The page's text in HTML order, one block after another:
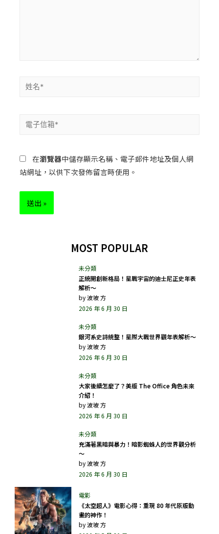
在瀏覽器中儲存顯示名稱、電子郵件地址及個人網
站網址，以供下次發佈留言時使用。
MOST POPULAR
正統開創新格局！星戰宇宙的迪士尼正史年表
解析～
by波坡 方
2026 年 6 月 30 日
銀河系史詩統整！星際大戰世界觀年表解析～
by波坡 方
2026 年 6 月 30 日
大家後續怎麼了？美版 The Office 角色未來
介紹！
by波坡 方
2026 年 6 月 30 日
充滿著黑暗與暴力！暗影蜘蛛人的世界觀分析
～
by波坡 方
2026 年 6 月 30 日
《太空超人》電影心得：重現 80 年代原版動
畫的神作！
by波坡 方